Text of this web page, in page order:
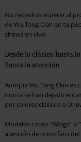
No necesitas esperar al
de Wu Tang Clan en tu
shows en vivo.
Desde lo clásico hasta
llama la atención
Aunque Wu Tang Clan es
nunca se han dejado
por colores clásicos o
Modelos como “Wings” o
atención de otros fans